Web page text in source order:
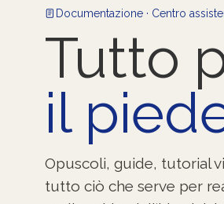
Documentazione · Centro
Tutto
il
Opuscoli, guide, tutorial
tutto ciò che serve per